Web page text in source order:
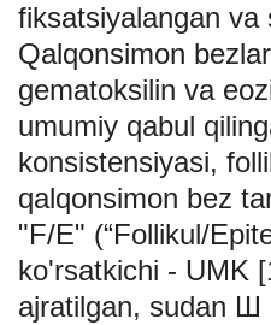
fiksatsiyalangan va
Qalqonsimon
gematoksilin va
umumiy qabul
konsistensiyasi,
qalqonsimon bez
"F/E" (“Follikul/
ko'rsatkichi - UMK
ajratilgan, sudan Ш